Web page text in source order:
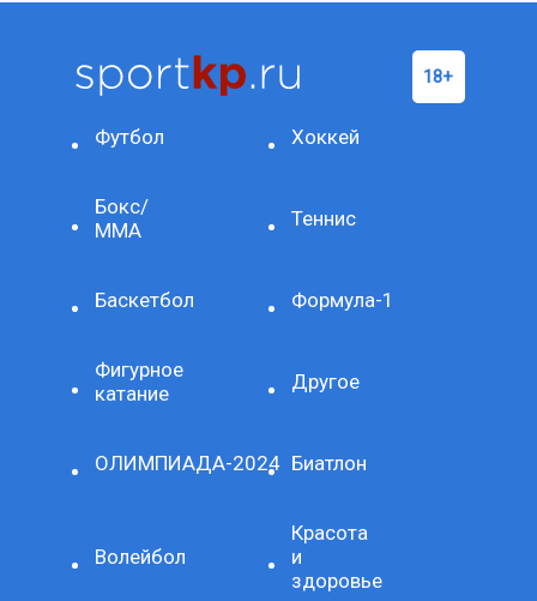
Футбол Хоккей
Бокс/
ММА
Теннис
Баскетбол Формула-1
Фигурное
катание
Другое
ОЛИМПИАДА-2024 Биатлон
Волейбол
Красота
и
здоровье